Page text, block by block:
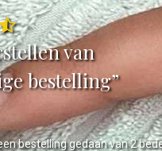
van
bestelling”
bestelling gedaan van 2